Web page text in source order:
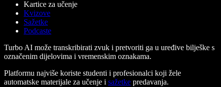
Kartice za učenje
Kvizove
Sažetke
Podcaste
Turbo AI može transkribirati zvuk i pretvoriti ga u uređive bilješke s
označenim dijelovima i vremenskim oznakama.
Platformu najviše koriste studenti i profesionalci koji žele
automatske materijale za učenje i sažetke predavanja.